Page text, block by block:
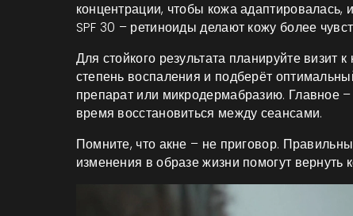
концентрации, чтобы кожа адаптировалась,
SPF 30 – ретиноиды делают кожу более
Для стойкого результата планируйте визит
степень воспаления и подберёт
препарат или микродермабразию. Главное
время восстановиться между сеансами.
Помните, что акне – не приговор.
изменения в образе жизни помогут вернуть